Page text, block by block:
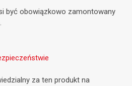
być obowiązkowo zamontowany
za ten produkt na